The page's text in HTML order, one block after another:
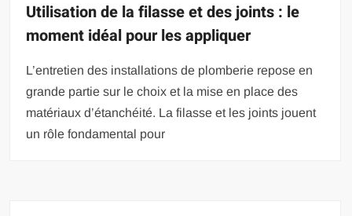
Utilisation de la filasse et des joints : le
moment idéal pour les appliquer
L’entretien des installations de plomberie repose en
grande partie sur le choix et la mise en place des
matériaux d’étanchéité. La filasse et les joints jouent
un rôle fondamental pour